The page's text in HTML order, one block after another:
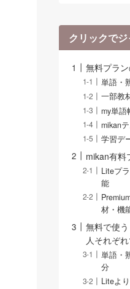
クリックで
無料プラ
単語・
一部教
my単語
mikan
学習デ
mikan有料
Liteプ
能
材・機
無料で使
人それぞ
単語・
分
Liteよ